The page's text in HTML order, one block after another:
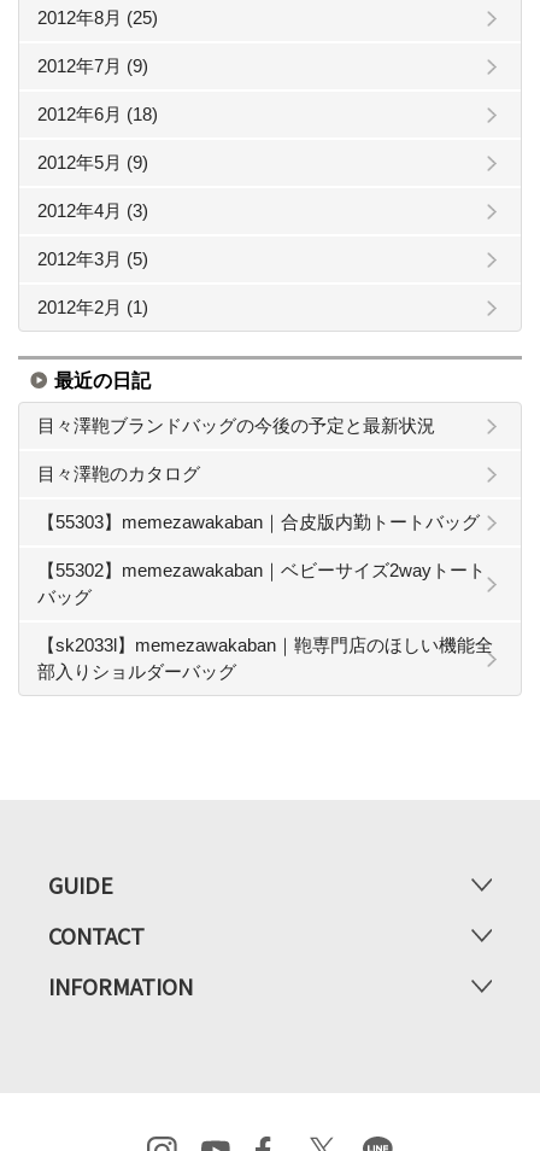
2012年8月 (25)
2012年7月 (9)
2012年6月 (18)
2012年5月 (9)
2012年4月 (3)
2012年3月 (5)
2012年2月 (1)
最近の日記
目々澤鞄ブランドバッグの今後の予定と最新状況
目々澤鞄のカタログ
【55303】memezawakaban｜合皮版内勤トートバッグ
【55302】memezawakaban｜ベビーサイズ2wayトート
バッグ
【sk2033l】memezawakaban｜鞄専門店のほしい機能全
部入りショルダーバッグ
GUIDE
CONTACT
INFORMATION